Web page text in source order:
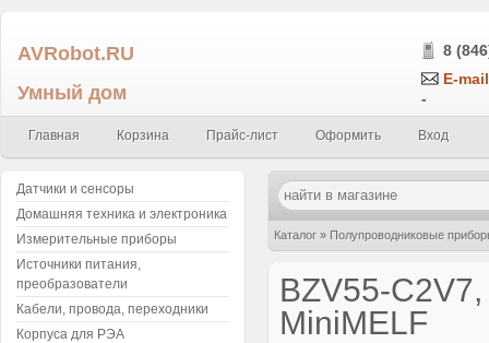
AVRobot.RU
Умный дом
8
E-
-
Главная Корзина Прайс-лист Оформить Вход
Каталог » Полупроводниковые
BZV55-
MiniMELF
Датчики и сенсоры
Домашняя техника и электроника
Измерительные приборы
Источники питания,
преобразователи
Кабели, провода, переходники
Корпуса для РЭА